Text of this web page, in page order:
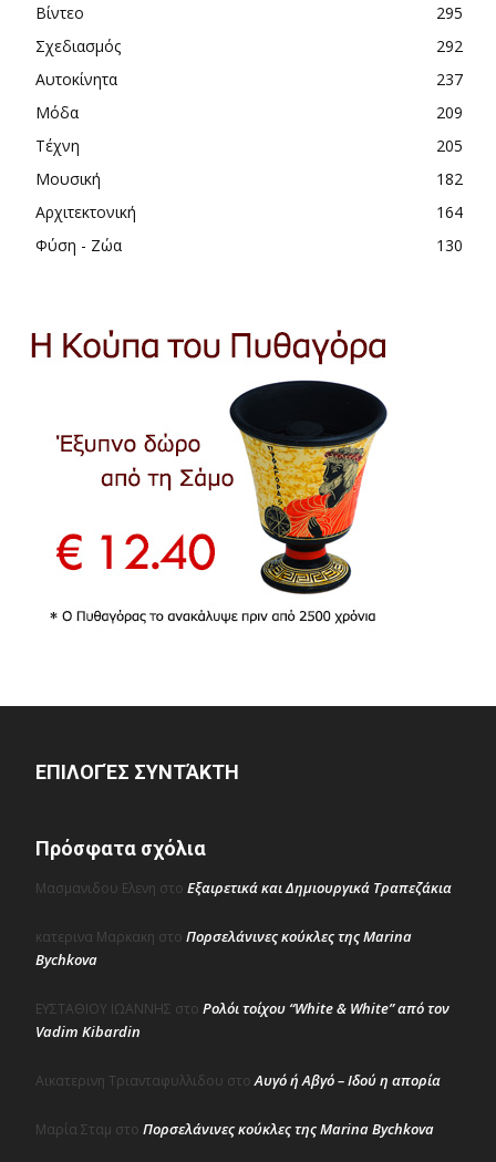
Βίντεο
295
Σχεδιασμός
292
Αυτοκίνητα
237
Μόδα
209
Τέχνη
205
Μουσική
182
Αρχιτεκτονική
164
Φύση - Ζώα
130
ΕΠΙΛΟΓΈΣ ΣΥΝΤΆΚΤΗ
Πρόσφατα σχόλια
Μασμανιδου Ελενη στο Εξαιρετικά και Δημιουργικά Τραπεζάκια
κατερινα Μαρκακη στο Πορσελάνινες κούκλες της Marina
Bychkova
ΕΥΣΤΑΘΙΟΥ ΙΩΑΝΝΗΣ στο Ρολόι τοίχου “White & White” από τον
Vadim Kibardin
Αικατερινη Τριανταφυλλιδου στοΑυγό ή Αβγό – Ιδού η απορία
Μαρία Σταμ στο Πορσελάνινες κούκλες της Marina Bychkova